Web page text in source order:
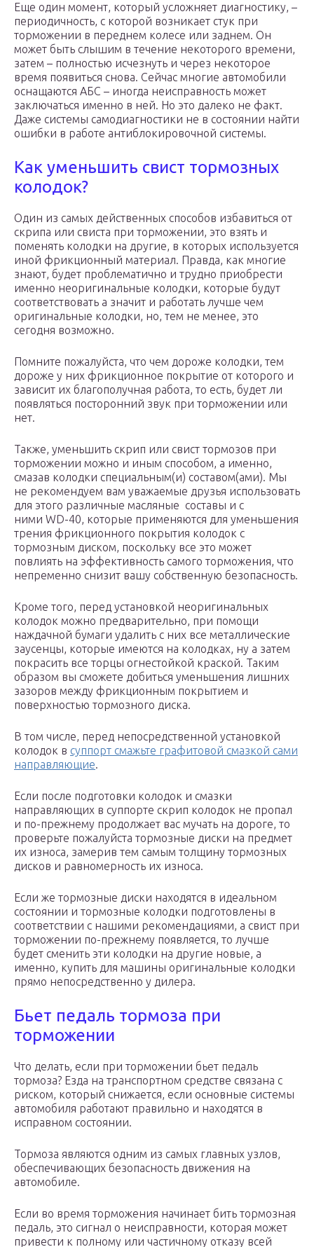
Еще один момент, который усложняет диагностику, –
периодичность, с которой возникает стук при
торможении в переднем колесе или заднем. Он
может быть слышим в течение некоторого времени,
затем – полностью исчезнуть и через некоторое
время появиться снова. Сейчас многие автомобили
оснащаются АБС – иногда неисправность может
заключаться именно в ней. Но это далеко не факт.
Даже системы самодиагностики не в состоянии найти
ошибки в работе антиблокировочной системы.
Как уменьшить свист тормозных
колодок?
Один из самых действенных способов избавиться от
скрипа или свиста при торможении, это взять и
поменять колодки на другие, в которых используется
иной фрикционный материал. Правда, как многие
знают, будет проблематично и трудно приобрести
именно неоригинальные колодки, которые будут
соответствовать а значит и работать лучше чем
оригинальные колодки, но, тем не менее, это
сегодня возможно.
Помните пожалуйста, что чем дороже колодки, тем
дороже у них фрикционное покрытие от которого и
зависит их благополучная работа, то есть, будет ли
появляться посторонний звук при торможении или
нет.
Также, уменьшить скрип или свист тормозов при
торможении можно и иным способом, а именно,
смазав колодки специальным(и) составом(ами). Мы
не рекомендуем вам уважаемые друзья использовать
для этого различные масляные составы и с
ними WD-40, которые применяются для уменьшения
трения фрикционного покрытия колодок с
тормозным диском, поскольку все это может
повлиять на эффективность самого торможения, что
непременно снизит вашу собственную безопасность.
Кроме того, перед установкой неоригинальных
колодок можно предварительно, при помощи
наждачной бумаги удалить с них все металлические
заусенцы, которые имеются на колодках, ну а затем
покрасить все торцы огнестойкой краской. Таким
образом вы сможете добиться уменьшения лишних
зазоров между фрикционным покрытием и
поверхностью тормозного диска.
В том числе, перед непосредственной установкой
колодок в суппорт смажьте графитовой смазкой сами
направляющие.
Если после подготовки колодок и смазки
направляющих в суппорте скрип колодок не пропал
и по-прежнему продолжает вас мучать на дороге, то
проверьте пожалуйста тормозные диски на предмет
их износа, замерив тем самым толщину тормозных
дисков и равномерность их износа.
Если же тормозные диски находятся в идеальном
состоянии и тормозные колодки подготовлены в
соответствии с нашими рекомендациями, а свист при
торможении по-прежнему появляется, то лучше
будет сменить эти колодки на другие новые, а
именно, купить для машины оригинальные колодки
прямо непосредственно у дилера.
Бьет педаль тормоза при
торможении
Что делать, если при торможении бьет педаль
тормоза? Езда на транспортном средстве связана с
риском, который снижается, если основные системы
автомобиля работают правильно и находятся в
исправном состоянии.
Тормоза являются одним из самых главных узлов,
обеспечивающих безопасность движения на
автомобиле.
Если во время торможения начинает бить тормозная
педаль, это сигнал о неисправности, которая может
привести к полному или частичному отказу всей